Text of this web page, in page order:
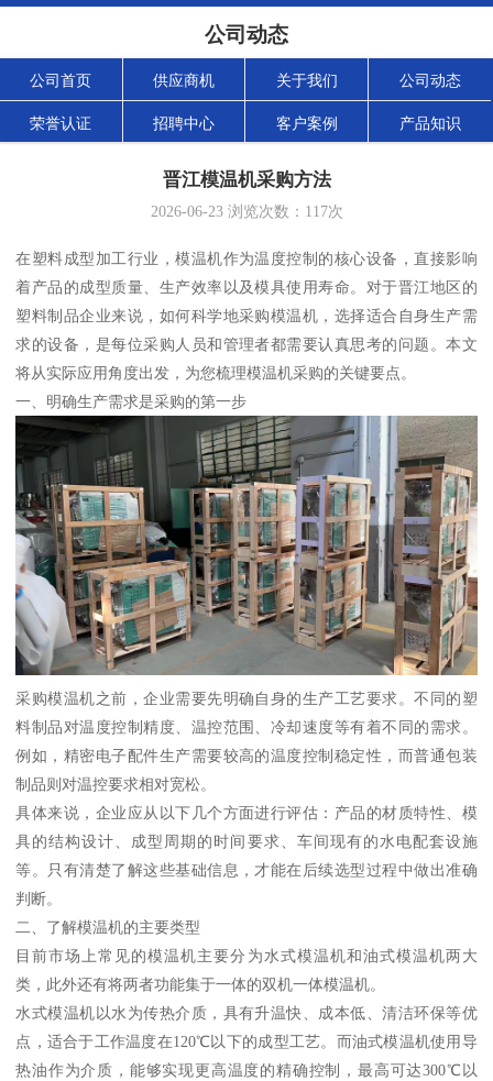
公司动态
公司首页 供应商机 关于我们 公司动态
荣誉认证 招聘中心 客户案例 产品知识
晋江模温机采购方法
2026-06-23浏览次数： 117次
在塑料成型加工行业，模温机作为温度控制的核心设备，直接影响
着产品的成型质量、生产效率以及模具使用寿命。对于晋江地区的
塑料制品企业来说，如何科学地采购模温机，选择适合自身生产需
求的设备，是每位采购人员和管理者都需要认真思考的问题。本文
将从实际应用角度出发，为您梳理模温机采购的关键要点。
一、明确生产需求是采购的第一步
采购模温机之前，企业需要先明确自身的生产工艺要求。不同的塑
料制品对温度控制精度、温控范围、冷却速度等有着不同的需求。
例如，精密电子配件生产需要较高的温度控制稳定性，而普通包装
制品则对温控要求相对宽松。
具体来说，企业应从以下几个方面进行评估：产品的材质特性、模
具的结构设计、成型周期的时间要求、车间现有的水电配套设施
等。只有清楚了解这些基础信息，才能在后续选型过程中做出准确
判断。
二、了解模温机的主要类型
目前市场上常见的模温机主要分为水式模温机和油式模温机两大
类，此外还有将两者功能集于一体的双机一体模温机。
水式模温机以水为传热介质，具有升温快、成本低、清洁环保等优
点，适合于工作温度在120℃以下的成型工艺。而油式模温机使用导
热油作为介质，能够实现更高温度的精确控制，最高可达300℃以